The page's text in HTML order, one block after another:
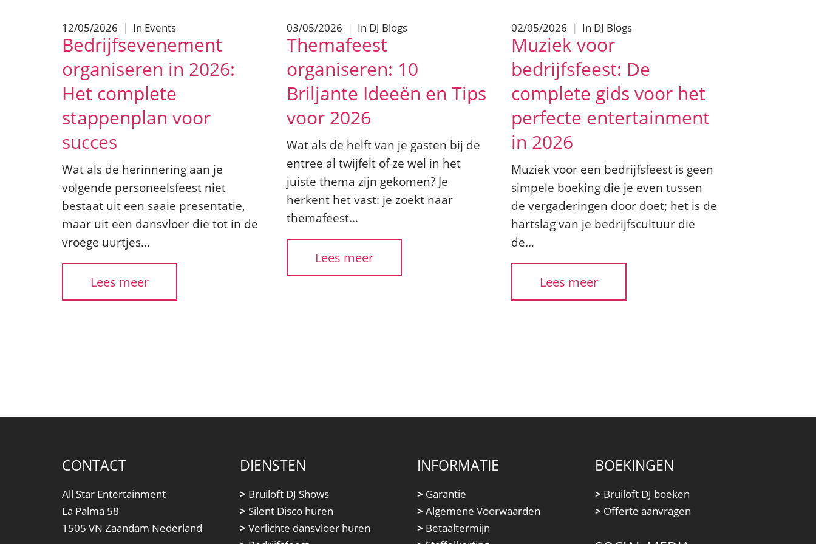
12/05/2026 | In Events
Bedrijfsevenement
organiseren in 2026:
Het complete
stappenplan voor
succes
Wat als de herinnering aan je
volgende personeelsfeest niet
bestaat uit een saaie presentatie,
maar uit een dansvloer die tot in de
vroege uurtjes…
Lees meer
03/05/2026 | In DJ Blogs
Themafeest
organiseren: 10
Briljante Ideeën en Tips
voor 2026
Wat als de helft van je gasten bij de
entree al twijfelt of ze wel in het
juiste thema zijn gekomen? Je
herkent het vast: je zoekt naar
themafeest…
Lees meer
02/05/2026 | In DJ Blogs
Muziek voor
bedrijfsfeest: De
complete gids voor het
perfecte entertainment
in 2026
Muziek voor een bedrijfsfeest is geen
simpele boeking die je even tussen
de vergaderingen door doet; het is de
hartslag van je bedrijfscultuur die
de…
Lees meer
CONTACT
All Star Entertainment
La Palma 58
1505 VN Zaandam Nederland
DIENSTEN
> Bruiloft DJ Shows
> Silent Disco huren
> Verlichte dansvloer huren
INFORMATIE
> Garantie
> Algemene Voorwaarden
> Betaaltermijn
BOEKINGEN
> Bruiloft DJ boeken
> Offerte aanvragen